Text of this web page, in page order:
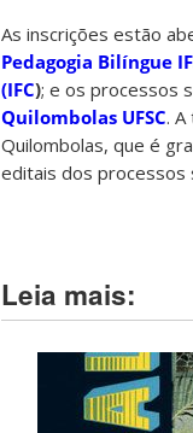
As inscrições estão
Pedagogia Bilíngue
(IFC); e os processos
Quilombolas UFSC.
Quilombolas, que é
editais dos processos
Leia mais: